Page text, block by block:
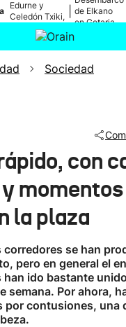
Edurne y
Celedón Txiki,
en directo
de Elkano
en Getaria
Actualidad
Ikusmiran
Eguraldia
Sociedad
con
momentos
la plaza
corredores se han
pero en general el
ido bastante
semana. Por ahora,
por contusiones, una